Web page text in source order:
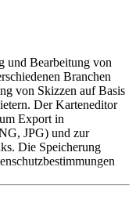
und Bearbeitung von
Branchen
von Skizzen auf Basis
Der Karteneditor
Export in
JPG) und zur
Die Speicherung